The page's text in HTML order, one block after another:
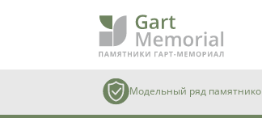
Модельный ряд